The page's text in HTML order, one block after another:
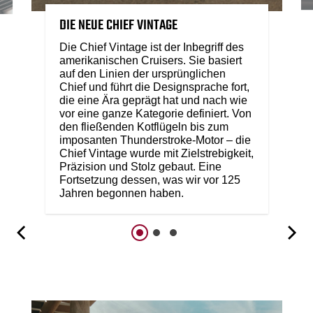
DIE NEUE CHIEF VINTAGE
Die Chief Vintage ist der Inbegriff des
amerikanischen Cruisers. Sie basiert
auf den Linien der ursprünglichen
Chief und führt die Designsprache fort,
die eine Ära geprägt hat und nach wie
vor eine ganze Kategorie definiert. Von
den fließenden Kotflügeln bis zum
imposanten Thunderstroke-Motor – die
Chief Vintage wurde mit Zielstrebigkeit,
Präzision und Stolz gebaut. Eine
Fortsetzung dessen, was wir vor 125
Jahren begonnen haben.